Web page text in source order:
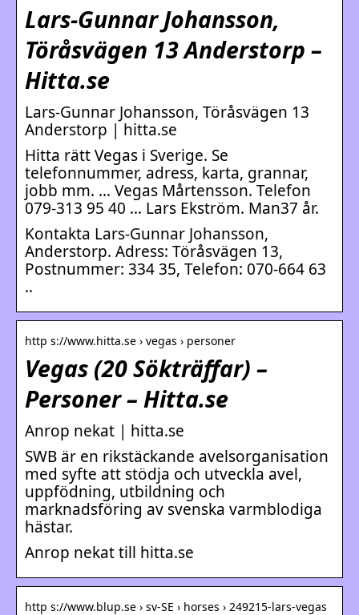
Lars-Gunnar Johansson,
Töråsvägen 13 Anderstorp –
Hitta.se
Lars-Gunnar Johansson, Töråsvägen 13
Anderstorp | hitta.se
Hitta rätt Vegas i Sverige. Se
telefonnummer, adress, karta, grannar,
jobb mm. … Vegas Mårtensson. Telefon
079-313 95 40 … Lars Ekström. Man37 år.
Kontakta Lars-Gunnar Johansson,
Anderstorp. Adress: Töråsvägen 13,
Postnummer: 334 35, Telefon: 070-664 63
..
http s://www.hitta.se › vegas › personer
Vegas (20 Sökträffar) –
Personer – Hitta.se
Anrop nekat | hitta.se
SWB är en rikstäckande avelsorganisation
med syfte att stödja och utveckla avel,
uppfödning, utbildning och
marknadsföring av svenska varmblodiga
hästar.
Anrop nekat till hitta.se
http s://www.blup.se › sv-SE › horses › 249215-lars-vegas